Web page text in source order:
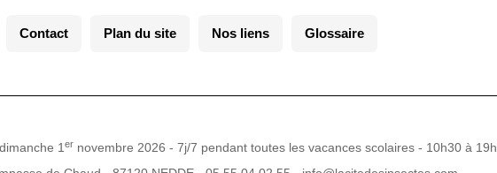
Contact Plan du site Nos liens Glossaire
1 er novembre 2026 - 7j/7 pendant toutes les vacances scolaires - 10h30 à 19h